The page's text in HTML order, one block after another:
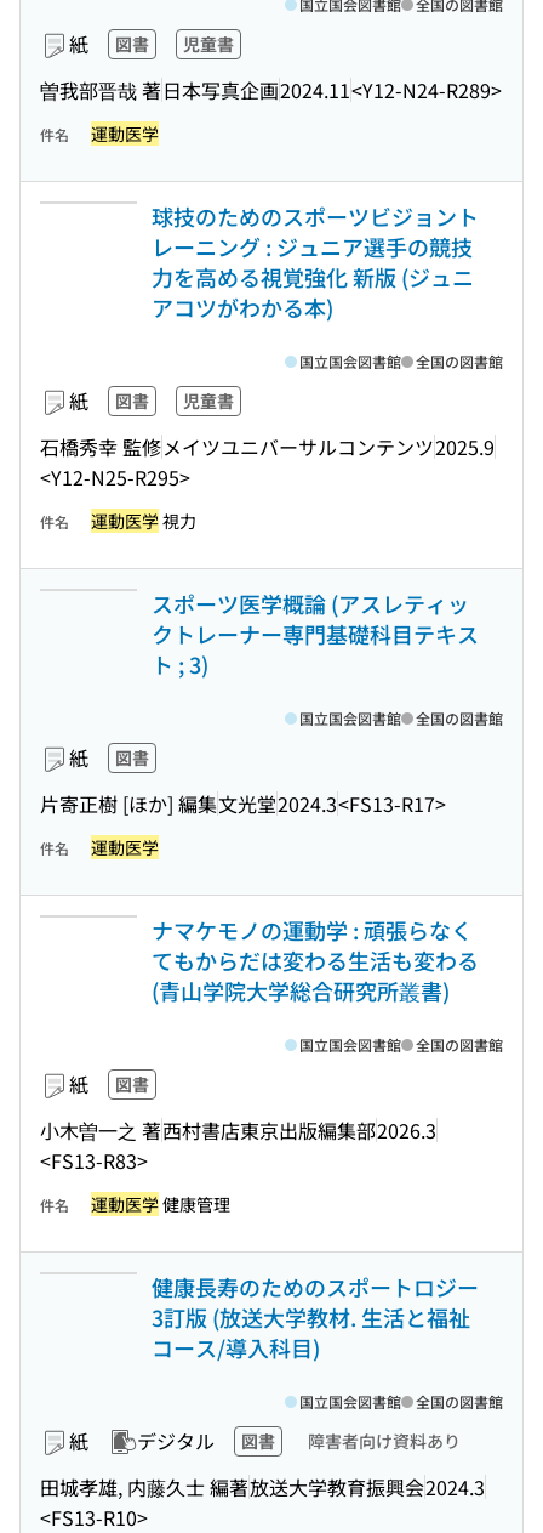
紙 図書 児童書
曽我部晋哉 著日本写真企画2024.11<Y12-N24-R289>
国立国会図書館 全国の図書館
件名 運動医学
球技のためのスポーツビジョント
レーニング : ジュニア選手の競技
力を高める視覚強化 新版 (ジュニ
アコツがわかる本)
紙 図書 児童書
石橋秀幸 監修メイツユニバーサルコンテンツ2025.9
<Y12-N25-R295>
国立国会図書館 全国の図書館
件名 運動医学視力
スポーツ医学概論 (アスレティッ
クトレーナー専門基礎科目テキス
ト ; 3)
紙 図書
片寄正樹 [ほか] 編集文光堂2024.3<FS13-R17>
国立国会図書館 全国の図書館
件名 運動医学
ナマケモノの運動学 : 頑張らなく
てもからだは変わる生活も変わる
(青山学院大学総合研究所叢書)
紙 図書
小木曽一之 著西村書店東京出版編集部2026.3
<FS13-R83>
国立国会図書館 全国の図書館
件名 運動医学健康管理
健康長寿のためのスポートロジー
3訂版 (放送大学教材. 生活と福祉
コース/導入科目)
紙 デジタル 図書 障害者向け資料あり
田城孝雄, 内藤久士 編著放送大学教育振興会2024.3
<FS13-R10>
国立国会図書館 全国の図書館